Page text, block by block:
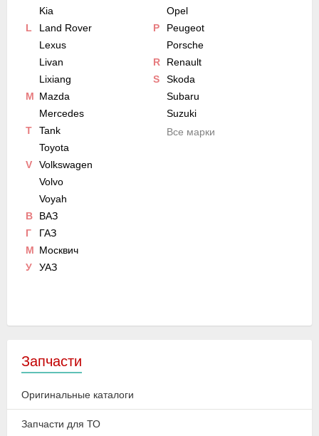
Kia
L
Land Rover
Lexus
Livan
Lixiang
M Mazda
Mercedes
Opel
P
Peugeot
Porsche
R
Renault
S
Skoda
Subaru
Suzuki
T
Tank
Toyota
V
Volkswagen
Volvo
Voyah
В
ВАЗ
Г
ГАЗ
М Москвич
У
УАЗ
Все марки
Запчасти
Оригинальные каталоги
Запчасти для ТО